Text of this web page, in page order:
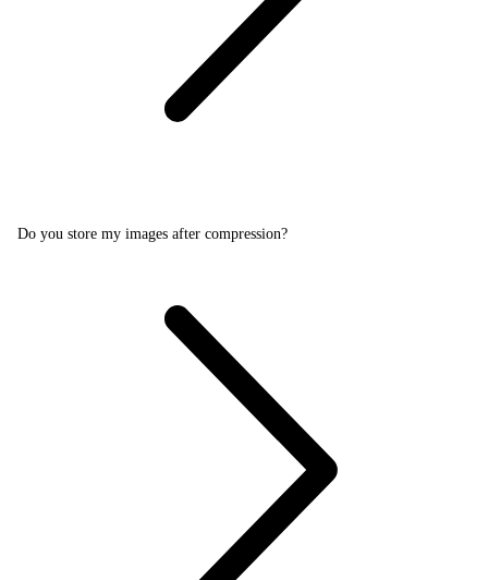
Do you store my images after compression?